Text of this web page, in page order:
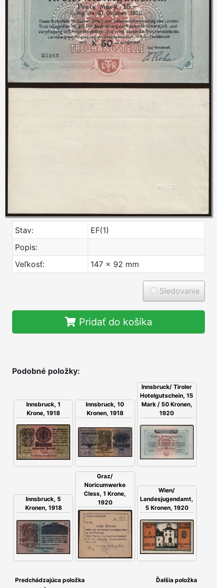
Stav:
EF(1)
Popis:
Veľkosť:
147 x 92 mm
Sledovanie
Pridať do košíka
Podobné položky:
Innsbruck, 1
Krone, 1918
Innsbruck, 10
Kronen, 1918
Innsbruck/ Tiroler
Hotelgutschein, 15
Mark / 50 Kronen,
1920
Innsbruck, 5
Kronen, 1918
Graz/
Noricumwerke
Cless, 1 Krone,
1920
Wien/
Landesjugendamt,
5 Kronen, 1920
Predchádzajúca položka
Ďalšia položka